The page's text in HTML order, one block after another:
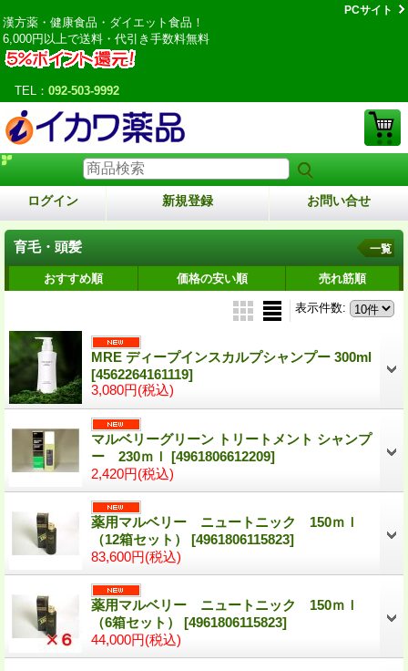
漢方薬・健康食品・ダイエット食品！
6,000円以上で送料・代引き手数料無料
TEL： 092-503-9992
PCサイト
ログイン 新規登録 お問い合せ
育毛・頭髪 一覧
おすすめ順 価格の安い順 売れ筋順
表示件数:
MRE ディープインスカルプシャンプー 300ml
[4562264161119]
3,080円(税込)
マルベリーグリーン トリートメント シャンプ
ー 230ｍｌ [4961806612209]
2,420円(税込)
薬用マルベリー ニュートニック 150ｍｌ
（12箱セット） [4961806115823]
83,600円(税込)
薬用マルベリー ニュートニック 150ｍｌ
（6箱セット） [4961806115823]
44,000円(税込)